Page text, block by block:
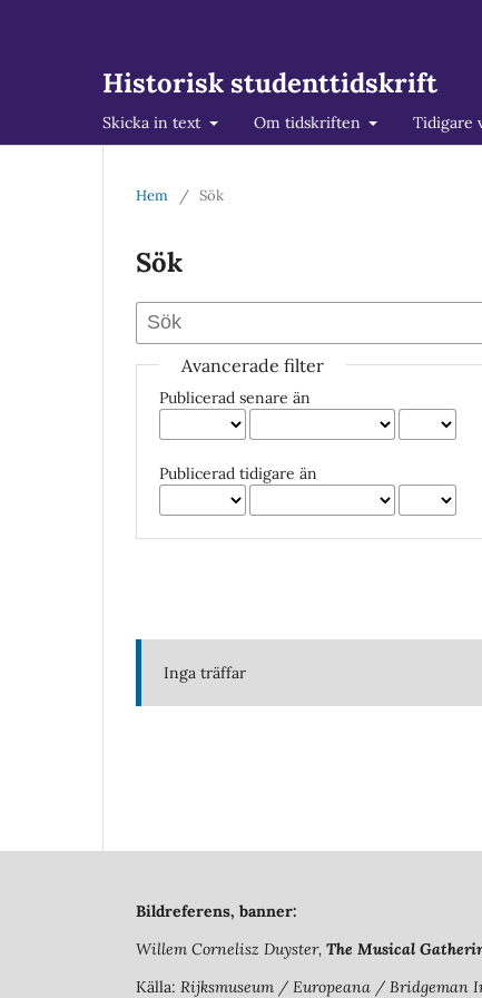
Historisk studenttidskrift
Skicka in text Om tidskriften Tidigare
Hem / Sök
Sök
Avancerade filter
Publicerad senare än
Publicerad tidigare än
Inga träffar
Bildreferens, banner:
Willem Cornelisz Duyster, The Musical
Källa: Rijksmuseum / Europeana / Bridgeman